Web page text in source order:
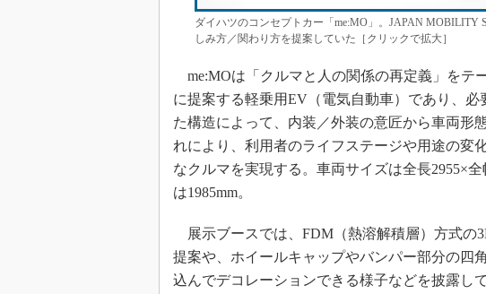
ダイハツのコンセプトカー「me:MO」。JAPAN MOBILITY
しみ方／関わり方を提案していた［クリックで拡大］
me:MOは「クルマと人の関係の再定義」をテ
に提案する軽乗用EV（電気自動車）であり、
た構造によって、内装／外装の意匠から車両形
れにより、利用者のライフステージや用途の変
なクルマを実現する。車両サイズは全長2955×
は1985mm。
展示ブースでは、FDM（熱溶解積層）方式の
提案や、ホイールキャップやバンパー部分の四
込んでデコレーションできる様子などを披露して